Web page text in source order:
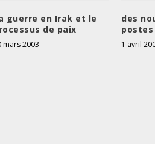
guerre en Irak et le
de paix
mars 2003
des
1 avril